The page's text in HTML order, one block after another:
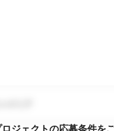
ジェクトの応募条件を